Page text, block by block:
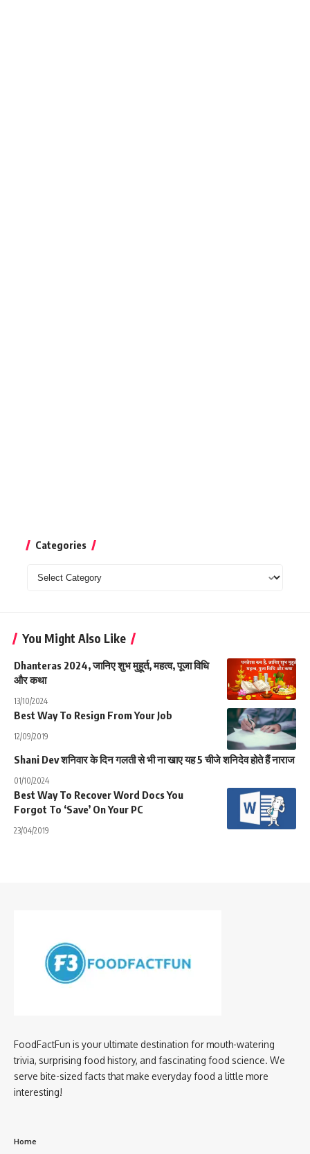
Categories
Categories
You Might Also Like
Dhanteras 2024, जानिए शुभ मुहूर्त, महत्व, पूजा विधि
और कथा
13/10/2024
Best Way To Resign From Your Job
12/09/2019
Shani Dev शनिवार के दिन गलती से भी ना खाए यह 5 चीजे शनिदेव होते हैं नाराज
01/10/2024
Best Way To Recover Word Docs You
Forgot To ‘Save’ On Your PC
23/04/2019
FoodFactFun is your ultimate destination for mouth-watering
trivia, surprising food history, and fascinating food science. We
serve bite-sized facts that make everyday food a little more
interesting!
Home